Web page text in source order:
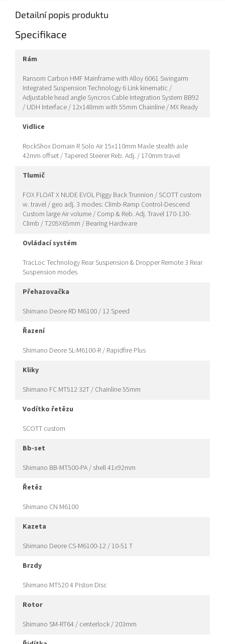
Detailní popis produktu
Specifikace
rám
Ransom Carbon HMF Mainframe with Alloy 6061 Swingarm
Integrated Suspension Technology 6 Link kinematic /
Adjustable head angle Syncros Cable Integration System BB92
/ UDH Interface / 12x148mm with 55mm Chainline / MX Ready
vidlice
RockShox Domain R Solo Air 15x110mm Maxle stealth axle
42mm offset / Tapered Steerer Reb. Adj. / 170mm travel
tlumič
FOX FLOAT X NUDE EVOL Piggy Back Trunnion / SCOTT custom
w. travel / geo adj. 3 modes: Climb-Ramp Control-Descend
Custom large Air volume / Comp & Reb. Adj. Travel 170-130-
Climb / T205X65mm / Bearing Hardware
ovládací systém
TracLoc Technology Rear Suspension & Dropper Remote 3 Rear
Suspension modes
přehazovačka
Shimano Deore RD M6100 / 12 Speed
řazení
Shimano Deore SL-M6100-R / Rapidfire Plus
kliky
Shimano FC MT512 32T / Chainline 55mm
vodítko řetězu
SCOTT custom
bb-set
Shimano BB-MT500-PA / shell 41x92mm
řetěz
Shimano CN M6100
kazeta
Shimano Deore CS-M6100-12 / 10-51 T
brzdy
Shimano MT520 4 Piston Disc
rotor
Shimano SM-RT64 / centerlock / 203mm